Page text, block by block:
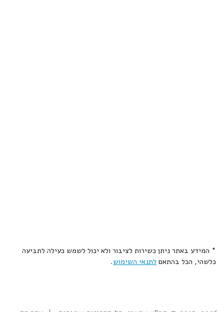
* המידע באתר ניתן כשירות לציבור ולא יכול לשמש כעילה לתביעה
כלשהי, הכל בהתאם לתנאי השימוש.